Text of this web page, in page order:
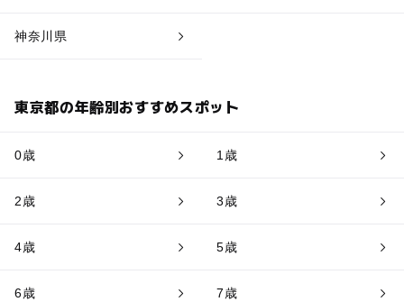
神奈川県
東京都の年齢別おすすめスポット
0歳 1歳
2歳 3歳
4歳 5歳
6歳 7歳